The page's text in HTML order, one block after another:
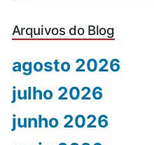
Arquivos do Blog
agosto 2026
julho 2026
junho 2026